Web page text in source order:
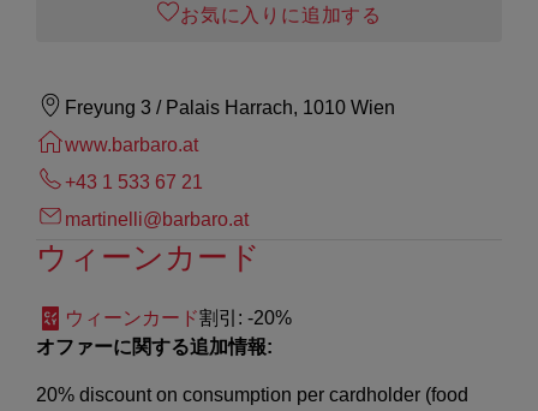
お気に入りに追加する
Freyung 3 / Palais Harrach, 1010 Wien
www.barbaro.at
+43 1 533 67 21
martinelli@barbaro.at
ウィーンカード
ウィーンカード割引 : -20%
オファーに関する追加情報:
20% discount on consumption per cardholder (food